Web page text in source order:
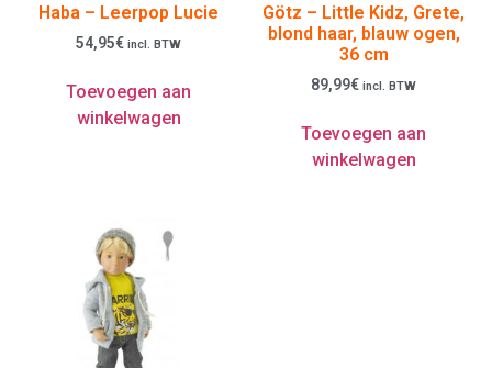
Haba – Leerpop Lucie
54,95€ incl. BTW
Toevoegen aan
winkelwagen
Götz – Little Kidz, Grete,
blond haar, blauw ogen,
36 cm
89,99€ incl. BTW
Toevoegen aan
winkelwagen